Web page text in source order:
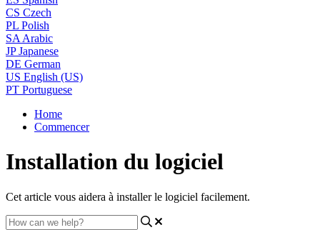
CS Czech
PL Polish
SA Arabic
JP Japanese
DE German
US English (US)
PT Portuguese
Home
Commencer
Installation du logiciel
Cet article vous aidera à installer le logiciel facilement.